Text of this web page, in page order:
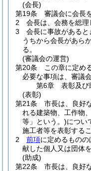
(会長)
第19条
審議会に会長
2
会長は、会務を総理
3
会長に事故がある
うちから会長があら
る。
(審議会の運営)
第20条
この章に定め
必要な事項は、審議
第6章
表彰及び
(表彰)
第21条
市長は、良好
れる建築物、工作物
等」という。)につい
施工者等を表彰する
2
前項に定めるもの
献した個人又は団体
(助成)
第22条
市長は、良好